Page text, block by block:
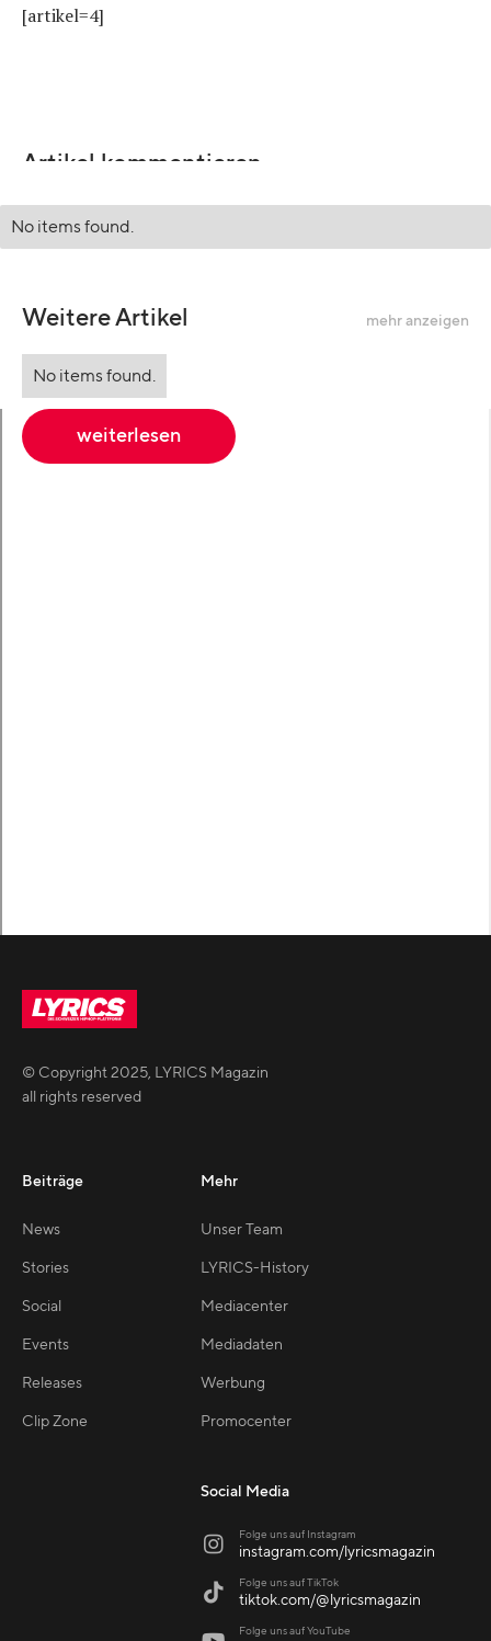
[artikel=4]
Artikel kommentieren
No items found.
Weitere Artikel mehr anzeigen
No items found.
weiterlesen
© Copyright2025, LYRICS Magazin
all rights reserved
Beiträge
News
Stories
Social
Events
Releases
Clip Zone
Mehr
Unser Team
LYRICS-History
Mediacenter
Mediadaten
Werbung
Promocenter
Social Media
 Folge uns auf Instagram
instagram.com/lyricsmagazin
 Folge uns auf TikTok
tiktok.com/@lyricsmagazin
Folge uns auf YouTube